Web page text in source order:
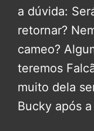
a dúvida:
retornar?
cameo?
teremos
muito dela
Bucky após